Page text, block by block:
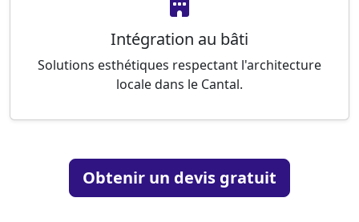
Intégration au bâti
Solutions esthétiques respectant l'architecture
locale dans le Cantal.
Obtenir un devis gratuit